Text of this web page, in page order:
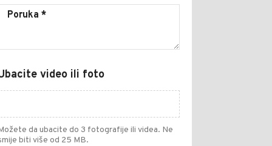
video ili foto
da ubacite do 3 fotografije ili videa. Ne
biti više od 25 MB.